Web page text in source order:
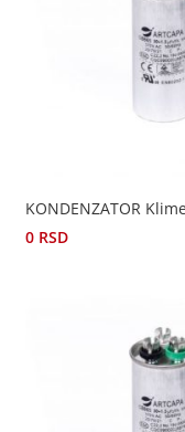
KONDENZATOR
0 RSD